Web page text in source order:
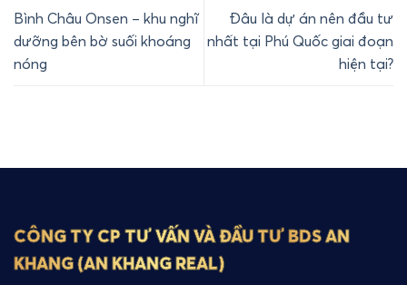
Bình Châu Onsen – khu nghĩ
dưỡng bên bờ suối khoáng
nóng
Đâu là dự án nên đầu tư
nhất tại Phú Quốc giai đoạn
hiện tại?
CÔNG TY CP TƯ VẤN VÀ ĐẦU TƯ BDS AN
KHANG (AN KHANG REAL)